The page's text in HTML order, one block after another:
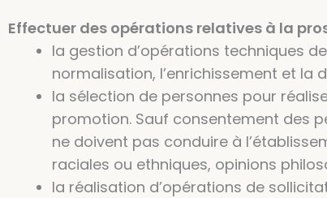
Effectuer des opérations relatives à la
la gestion d’opérations techniques
normalisation, l’enrichissement et la
la sélection de personnes pour
promotion. Sauf consentement des
ne doivent pas conduire à
raciales ou ethniques, opinions
la réalisation d’opérations de